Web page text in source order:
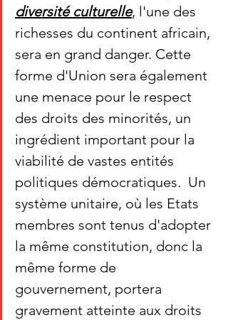
diversité culturelle, l'une des
richesses du continent africain,
sera en grand danger. Cette
forme d'Union sera également
une menace pour le respect
des droits des minorités, un
ingrédient important pour la
viabilité de vastes entités
politiques démocratiques. Un
système unitaire, où les Etats
membres sont tenus d'adopter
la même constitution, donc la
même forme de
gouvernement, portera
gravement atteinte aux droits